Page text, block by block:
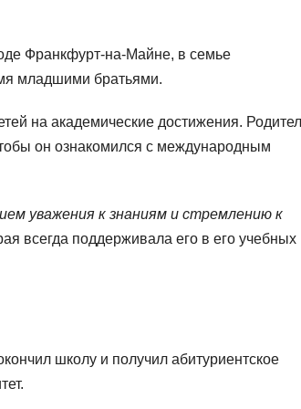
Франкфурт-на-Майне, в семье
младшими братьями.
на академические достижения.
он ознакомился с международным
уважения к знаниям и стремлению к
всегда поддерживала его в его учебных
школу и получил абитуриентское